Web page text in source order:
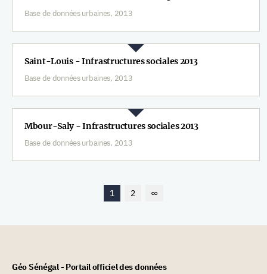
Base de données urbaines, 2013
Saint-Louis - Infrastructures sociales 2013
Base de données urbaines, 2013
Mbour-Saly - Infrastructures sociales 2013
Base de données urbaines, 2013
1 2 ∞
Géo Sénégal - Portail officiel des données